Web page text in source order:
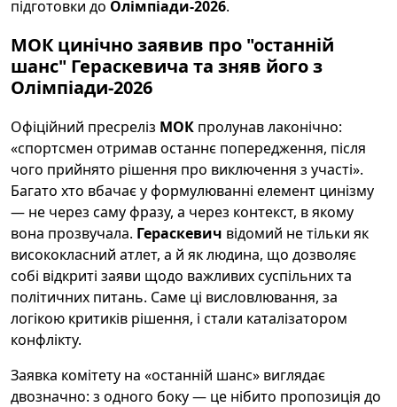
підготовки до Олімпіади-2026.
МОК цинічно заявив про "останній
шанс" Гераскевича та зняв його з
Олімпіади-2026
Офіційний пресреліз МОК пролунaв лаконічно:
«спортсмен отримав останнє попередження, після
чого прийнято рішення про виключення з участі».
Багато хто вбачає у формулюванні елемент цинізму
— не через саму фразу, а через контекст, в якому
вона прозвучала. Гераскевич відомий не тільки як
висококласний атлет, а й як людина, що дозволяє
собі відкриті заяви щодо важливих суспільних та
політичних питань. Саме ці висловлювання, за
логікою критиків рішення, і стали каталізатором
конфлікту.
Заявка комітету на «останній шанс» виглядає
двозначно: з одного боку — це нібито пропозиція до